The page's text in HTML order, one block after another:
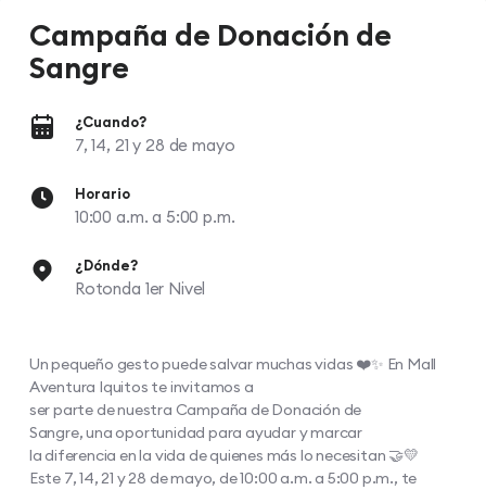
Campaña de Donación de
Sangre​
¿Cuando?
7, 14, 21 y 28 de mayo
Horario
10:00 a.m. a 5:00 p.m.
¿Dónde?
Rotonda 1er Nivel
Un pequeño gesto puede salvar muchas vidas ❤️✨ En Mall
Aventura Iquitos te invitamos a
ser parte de nuestra Campaña de Donación de
Sangre, una oportunidad para ayudar y marcar
la diferencia en la vida de quienes más lo necesitan 🤝💛​
Este 7, 14, 21 y 28 de mayo, de 10:00 a.m. a 5:00 p.m., te